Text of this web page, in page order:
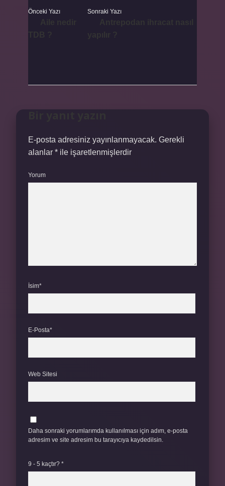
Önceki Yazı Sonraki Yazı
E-posta adresiniz yayınlanmayacak. Gerekli
alanlar * ile işaretlenmişlerdir
Yorum
İsim*
E-Posta*
Web Sitesi
Daha sonraki yorumlarımda kullanılması için adım, e-posta
adresim ve site adresim bu tarayıcıya kaydedilsin.
9 - 5 kaçtır? *